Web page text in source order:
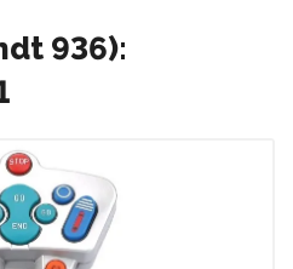
936):